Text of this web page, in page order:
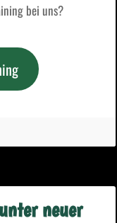
bei uns?
neuer